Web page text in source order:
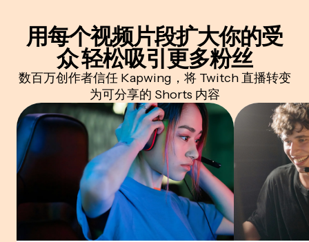
用每个视频片段扩大你的受
众轻松吸引更多粉丝
数百万创作者信任 Kapwing，将 Twitch 直播转变
为可分享的 Shorts 内容